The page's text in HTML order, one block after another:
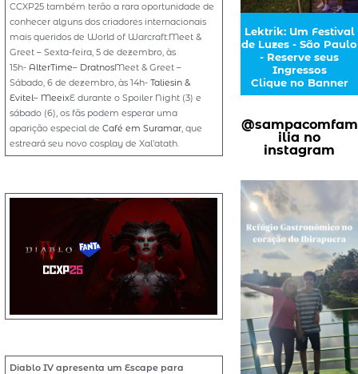
CCXP25 também terão a rara oportunidade de
conhecer alguns dos criadores internacionais
mais queridos de World of Warcraft:Meet &
Greet – Sexta-feira, 5 de dezembro, às
15h- AlterTime– DratnosMeet & Greet –
Sábado, 6 de dezembro, às 14h-Taliesin &
Evitel– MeeixE durante o Spoiler Night (3) e
sábado (6), os fãs podem esperar uma
aparição especial deCafé em Suramar, que
estreará seu novo cosplay de Xal’atath.
Diablo IV apresenta um Escape para
Lektrik: Um Festival
de Luzes - São Paulo
- Reserve seus
Ingressos
Clique no Banner
@sampacomfam
ilia no
instagram